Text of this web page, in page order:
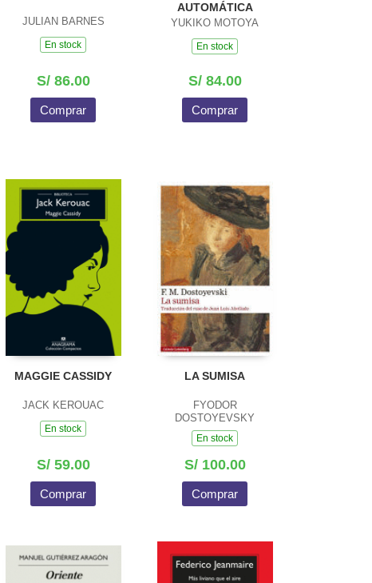
JULIAN BARNES
En stock
S/ 86.00
Comprar
AUTOMÁTICA
YUKIKO MOTOYA
En stock
S/ 84.00
Comprar
MAGGIE CASSIDY
JACK KEROUAC
En stock
S/ 59.00
Comprar
LA SUMISA
FYODOR
DOSTOYEVSKY
En stock
S/ 100.00
Comprar